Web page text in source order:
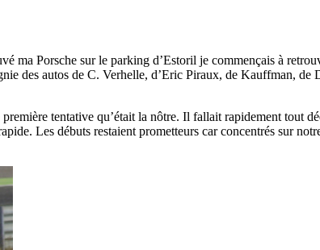
ma Porsche sur le parking d’Estoril je commençais à
des autos de C. Verhelle, d’Eric Piraux, de Kauffman,
tentative qu’était la nôtre. Il fallait rapidement tout
Les débuts restaient prometteurs car concentrés sur